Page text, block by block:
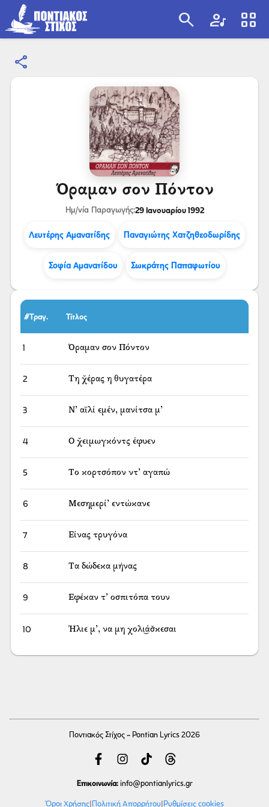
search artist view_cozy
share
Όραμαν σον Πόντον
Ημ/νία Παραγωγής:29 Ιανουαρίου 1992
Λευτέρης Αμανατίδης Παναγιώτης Χατζηθεοδωρίδης
Σοφία Αμανατίδου Σωκράτης Παπαφωτίου
#Τραγ. Τίτλος
1 Όραμαν σον Πόντον
2 Τη χ̌έρας η θυγατέρα
3 Ν’ αϊλί εμέν, μανίτσα μ’
4 Ο χ̌ειμωγκόντς έφυεν
5 Το κορτσόπον ντ’ αγαπώ
6 Μεσημερί’ εντώκανε
7 Είνας τρυγόνα
8 Τα δώδεκα μήνας
9 Εφέκαν τ’ οσπιτόπα τουν
10 Ήλιε μ’, να μη χολι͜άσ̌κεσαι
Ποντιακός Στίχος - Pontian Lyrics 2026
Επικοινωνία: info@pontianlyrics.gr
Όροι Χρήσης| Πολιτική Απορρήτου| Ρυθμίσεις cookies